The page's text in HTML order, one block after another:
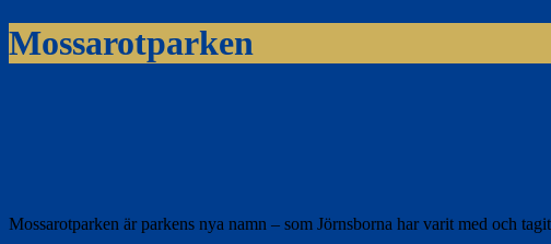
Mossarotparken
Mossarotparken är parkens nya namn – som Jörnsborna har varit med och